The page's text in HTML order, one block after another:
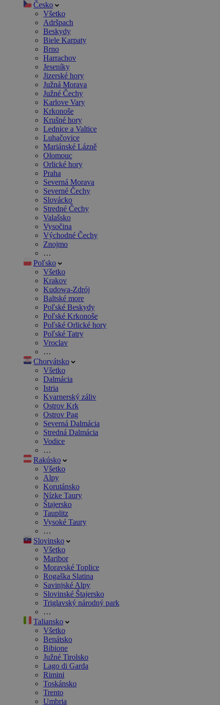
Česko
Všetko
Adršpach
Beskydy
Biele Karpaty
Brno
Harrachov
Jeseníky
Jizerské hory
Južná Morava
Južné Čechy
Karlove Vary
Krkonoše
Krušné hory
Lednice a Valtice
Luhačovice
Mariánské Lázně
Olomouc
Orlické hory
Praha
Severná Morava
Severné Čechy
Slovácko
Stredné Čechy
Valašsko
Vysočina
Východné Čechy
Znojmo
…
Poľsko
Všetko
Krakov
Kudowa-Zdrój
Baltské more
Poľské Beskydy
Poľské Krkonoše
Poľské Orlické hory
Poľské Tatry
Vroclav
…
Chorvátsko
Všetko
Dalmácia
Istria
Kvarnerský záliv
Ostrov Krk
Ostrov Pag
Severná Dalmácia
Stredná Dalmácia
Vodice
…
Rakúsko
Všetko
Alpy
Korutánsko
Nízke Taury
Štajersko
Tauplitz
Vysoké Taury
…
Slovinsko
Všetko
Maribor
Moravské Toplice
Rogaška Slatina
Savinjské Alpy
Slovinské Štajersko
Triglavský národný park
…
Taliansko
Všetko
Benátsko
Bibione
Južné Tirolsko
Lago di Garda
Rimini
Toskánsko
Trento
Umbria